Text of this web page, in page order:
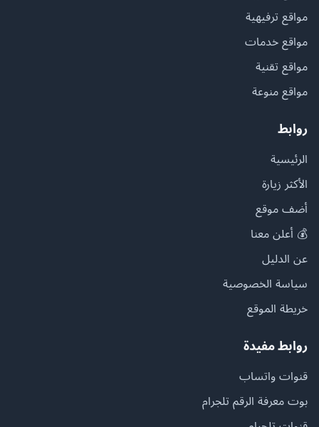
مواقع ترفيهية
مواقع خدمات
مواقع تقنية
مواقع منوعة
روابط
الرئيسية
الأكثر زيارة
أضف موقع
💰 أعلن معنا
عن الدليل
سياسة الخصوصية
خريطة الموقع
روابط مفيدة
قنوات واتساب
بوت معرفة الرقم تلجرام